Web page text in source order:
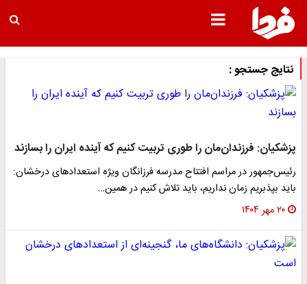
نتایج جستجو :
پزشکیان: فرزندان‌مان را طوری تربیت کنیم که آینده ایران را بسازند
رئیس‌جمهور در مراسم افتتاح مدرسه فرزانگان ویژه استعدادهای درخشان:
باید بپذبریم زمان نداریم، باید تلاش کنیم در همین…
۲۰ مهر ۱۴۰۴